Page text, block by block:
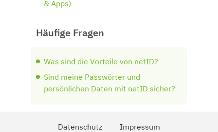
& Apps)
Häufige Fragen
Was sind die Vorteile von netID?
Sind meine Passwörter und
persönlichen Daten mit netID sicher?
Datenschutz Impressum